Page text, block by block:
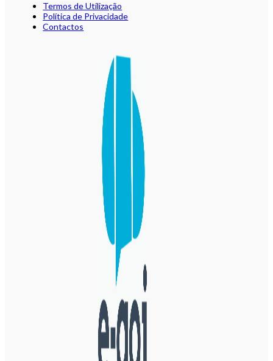
Termos de Utilização
Política de Privacidade
Contactos